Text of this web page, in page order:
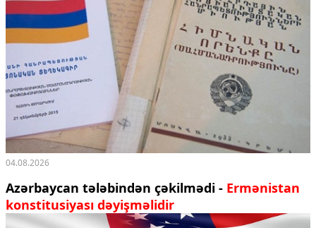
04.08.2026
Azərbaycan tələbindən çəkilmədi - Ermənistan
konstitusiyası dəyişməlidir